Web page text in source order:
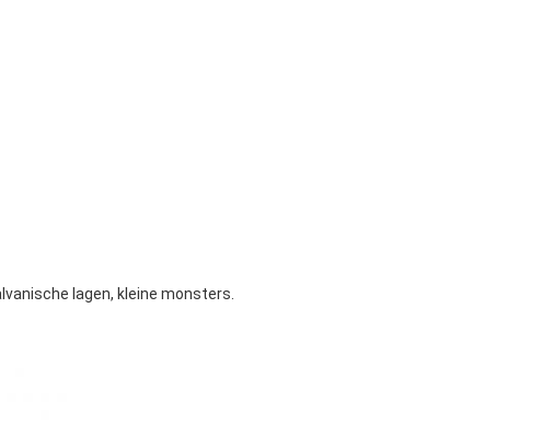
lagen, kleine monsters.